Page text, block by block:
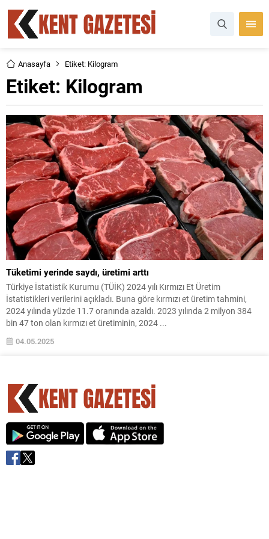
Anasayfa Etiket: Kilogram
Etiket: Kilogram
Tüketimi yerinde saydı, üretimi arttı
Türkiye İstatistik Kurumu (TÜİK) 2024 yılı Kırmızı Et Üretim
İstatistikleri verilerini açıkladı. Buna göre kırmızı et üretim tahmini,
2024 yılında yüzde 11.7 oranında azaldı. 2023 yılında 2 milyon 384
bin 47 ton olan kırmızı et üretiminin, 2024 ...
04.05.2025